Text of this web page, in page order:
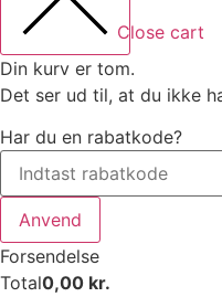
Close cart
Din kurv er tom.
Det ser ud til, at du ikke
Har du en rabatkode?
Anvend
Forsendelse
Total0,00 kr.